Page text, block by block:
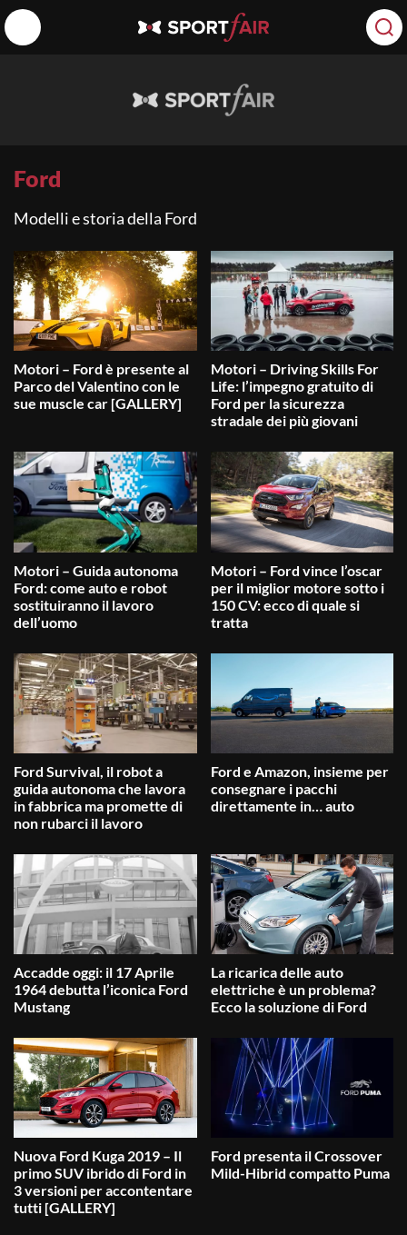
Ford
Modelli e storia della Ford
Motori – Ford è presente al
Parco del Valentino con le
sue muscle car [GALLERY]
Motori – Driving Skills For
Life: l’impegno gratuito di
Ford per la sicurezza
stradale dei più giovani
Motori – Guida autonoma
Ford: come auto e robot
sostituiranno il lavoro
dell’uomo
Motori – Ford vince l’oscar
per il miglior motore sotto i
150 CV: ecco di quale si
tratta
Ford Survival, il robot a
guida autonoma che lavora
in fabbrica ma promette di
non rubarci il lavoro
Ford e Amazon, insieme per
consegnare i pacchi
direttamente in… auto
Accadde oggi: il 17 Aprile
1964 debutta l’iconica Ford
Mustang
La ricarica delle auto
elettriche è un problema?
Ecco la soluzione di Ford
Nuova Ford Kuga 2019 – Il
primo SUV ibrido di Ford in
3 versioni per accontentare
tutti [GALLERY]
Ford presenta il Crossover
Mild-Hibrid compatto Puma